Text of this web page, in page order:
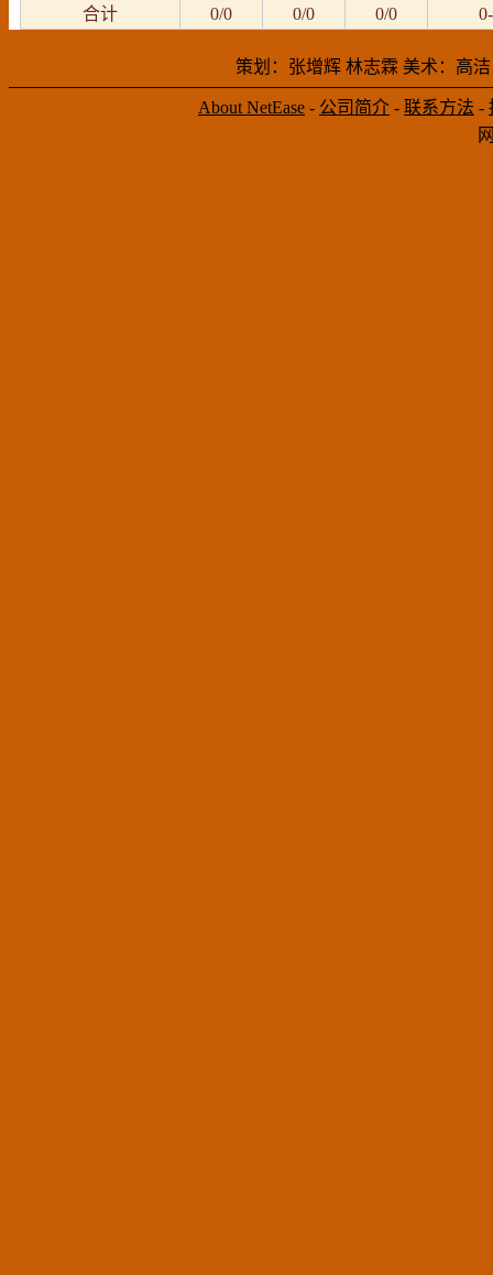
合计
0/0 0/0 0/0
策划：张增辉 林志霖 美术：高
About NetEase - 公司简介 - 联系方法 -